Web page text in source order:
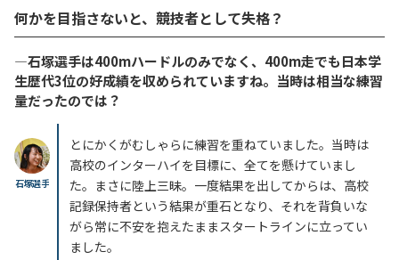
何かを目指さないと、競技者として失格？
―石塚選手は400mハードルのみでなく、400m走でも日本学
生歴代3位の好成績を収められていますね。当時は相当な練習
量だったのでは？
石塚選手
とにかくがむしゃらに練習を重ねていました。当時は
高校のインターハイを目標に、全てを懸けていまし
た。まさに陸上三昧。一度結果を出してからは、高校
記録保持者という結果が重石となり、それを背負いな
がら常に不安を抱えたままスタートラインに立ってい
ました。